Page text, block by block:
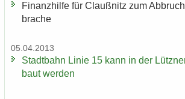
Fi­nanz­hil­fe für Clau­ß­nitz zum
bra­che
05.04.2013
Stadt­bahn Linie 15 kann in der
baut wer­den